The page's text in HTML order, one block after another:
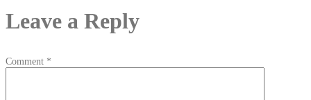
Leave a Reply
Comment *